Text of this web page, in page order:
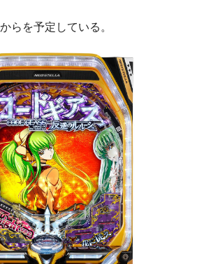
らを予定している。